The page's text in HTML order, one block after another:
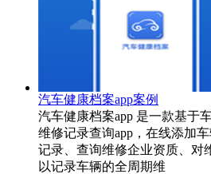
汽车健康档案app案例
汽车健康档案app 是一款基于
维修记录查询app，在线添加
记录、查询维修企业资质、对
以记录车辆的全周期维